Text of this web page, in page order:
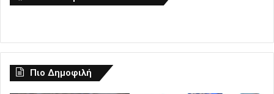
Πιο Δημοφιλή